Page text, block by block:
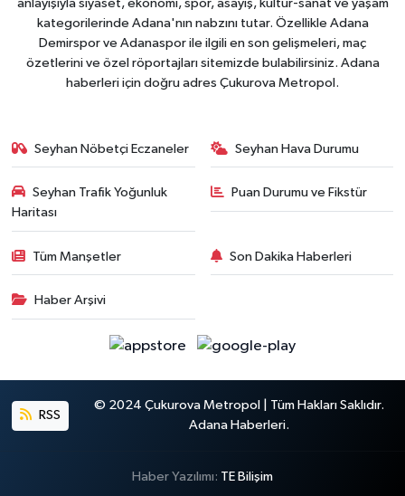
anlayışıyla siyaset, ekonomi, spor, asayiş, kültür-sanat ve yaşam
kategorilerinde Adana'nın nabzını tutar. Özellikle Adana
Demirspor ve Adanaspor ile ilgili en son gelişmeleri, maç
özetlerini ve özel röportajları sitemizde bulabilirsiniz. Adana
haberleri için doğru adres Çukurova Metropol.
Seyhan Nöbetçi Eczaneler Seyhan Hava Durumu
Seyhan Trafik Yoğunluk
Haritası
Puan Durumu ve Fikstür
Tüm Manşetler Son Dakika Haberleri
Haber Arşivi
RSS
© 2024 Çukurova Metropol | Tüm Hakları Saklıdır.
Adana Haberleri.
Haber Yazılımı: TE Bilişim